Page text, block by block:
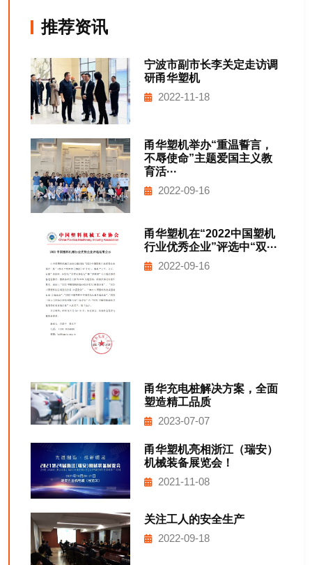
推荐资讯
宁波市副市长李关定走访调
研甬华塑机
2022-11-18
甬华塑机举办“重温誓言，
不辱使命”主题爱国主义教
育活···
2022-09-16
甬华塑机在“2022中国塑机
行业优秀企业”评选中“双···
2022-09-16
甬华充电桩解决方案，全面
塑造精工品质
2023-07-07
甬华塑机亮相浙江（瑞安）
机械装备展览会！
2021-11-08
关注工人的安全生产
2022-09-18